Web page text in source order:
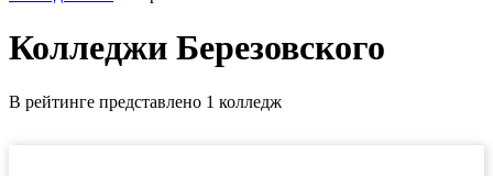
Колледжи Березовского
В рейтинге представлено 1 колледж